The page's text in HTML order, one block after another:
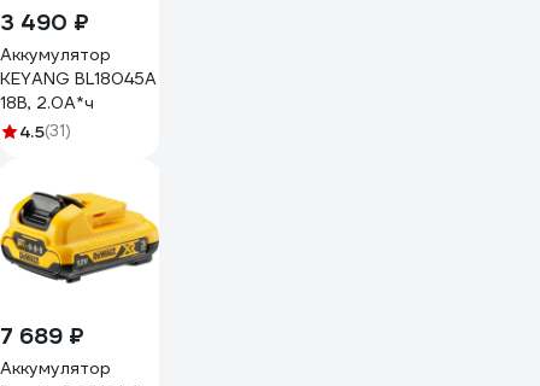
3 490 ₽
Аккумулятор
KEYANG BL18045A
18В, 2.0А*ч
4.5(31)
7 689 ₽
Аккумулятор